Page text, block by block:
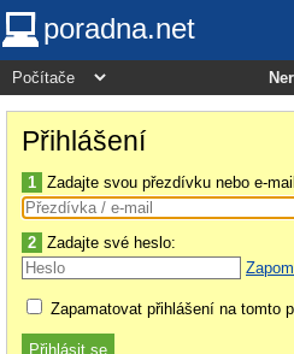
poradna.net
Přihlášení
1 Zadajte svou přezdívku nebo e-
2 Zadajte své heslo:
Zapamatovat přihlášení na tomto